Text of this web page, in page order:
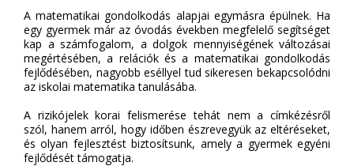
A matematikai gondolkodás alapjai egymásra épülnek. Ha
egy gyermek már az óvodás években megfelelő segítséget
kap a számfogalom, a dolgok mennyiségének változásai
megértésében, a relációk és a matematikai gondolkodás
fejlődésében, nagyobb eséllyel tud sikeresen bekapcsolódni
az iskolai matematika tanulásába.
A rizikójelek korai felismerése tehát nem a címkézésről
szól, hanem arról, hogy időben észrevegyük az eltéréseket,
és olyan fejlesztést biztosítsunk, amely a gyermek egyéni
fejlődését támogatja.